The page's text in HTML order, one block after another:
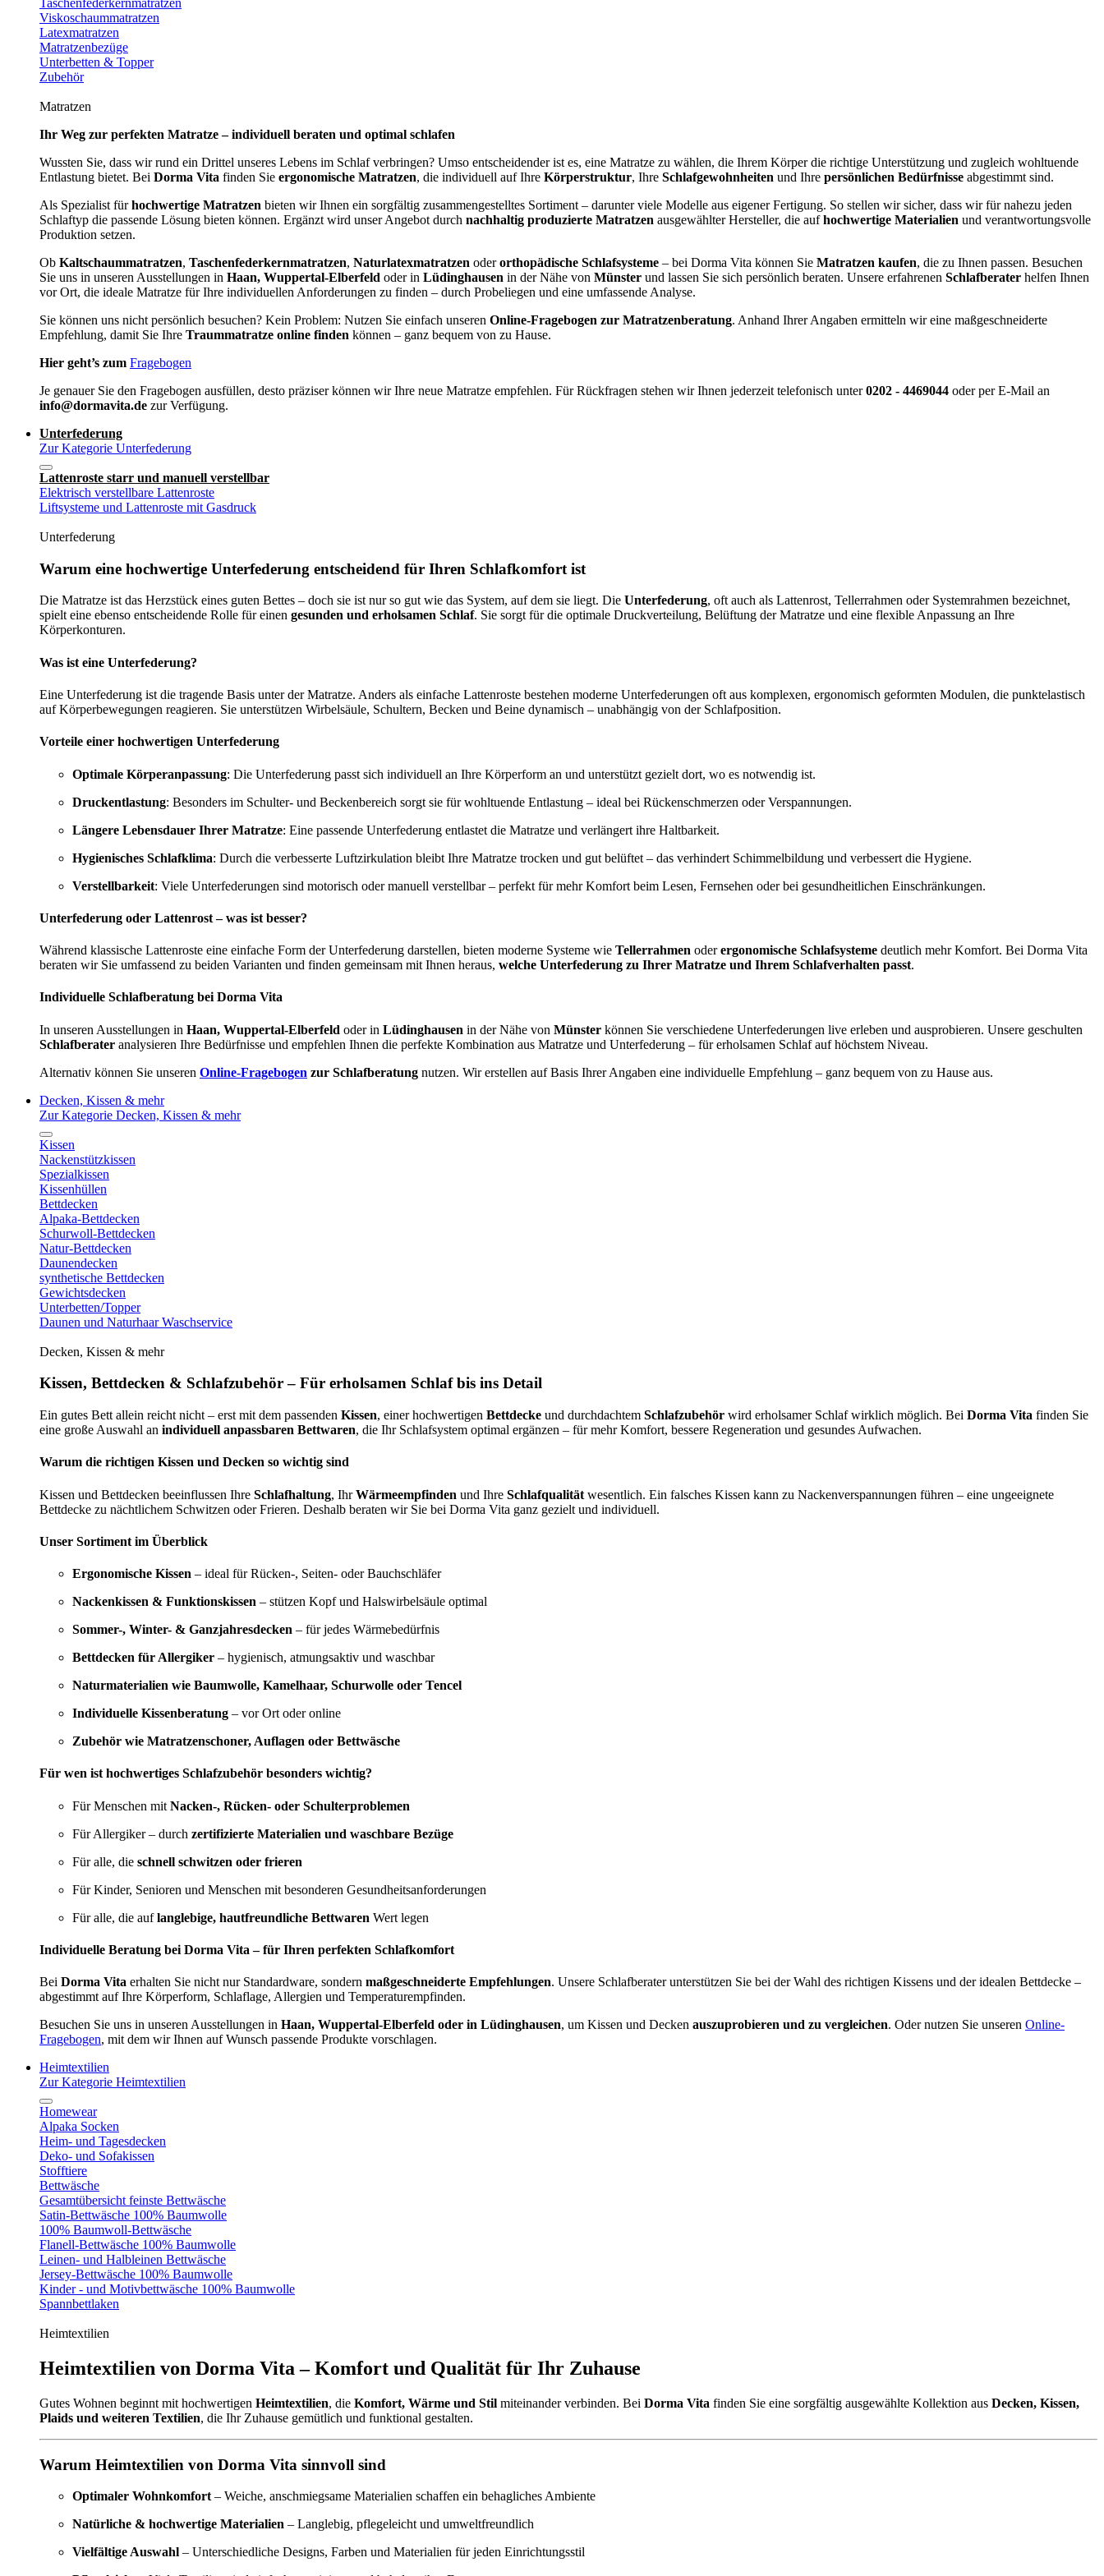
Taschenfederkernmatratzen
Viskoschaummatratzen
Latexmatratzen
Matratzenbezüge
Unterbetten & Topper
Zubehör
Matratzen
Ihr Weg zur perfekten Matratze – individuell beraten und optimal schlafen
Wussten Sie, dass wir rund ein Drittel unseres Lebens im Schlaf verbringen? Umso entscheidender ist es, eine Matratze zu wählen, die Ihrem Körper die richtige Unterstützung und zugleich wohltuende
Entlastung bietet. Bei Dorma Vita finden Sie ergonomische Matratzen, die individuell auf Ihre Körperstruktur, Ihre Schlafgewohnheiten und Ihre persönlichen Bedürfnisse abgestimmt sind.
Als Spezialist fürhochwertige Matratzen bieten wir Ihnen ein sorgfältig zusammengestelltes Sortiment – darunter viele Modelle aus eigener Fertigung. So stellen wir sicher, dass wir für nahezu jeden
Schlaftyp die passende Lösung bieten können. Ergänzt wird unser Angebot durch nachhaltig produzierte Matratzen ausgewählter Hersteller, die aufhochwertige Materialien und verantwortungsvolle
Produktion setzen.
Ob Kaltschaummatratzen, Taschenfederkernmatratzen, Naturlatexmatratzen oderorthopädische Schlafsysteme – bei Dorma Vita können Sie Matratzen kaufen, die zu Ihnen passen. Besuchen
Sie uns in unseren Ausstellungen in Haan, Wuppertal-Elberfeld oder in Lüdinghausen in der Nähe von Münster und lassen Sie sich persönlich beraten. Unsere erfahrenen Schlafberater helfen Ihnen
vor Ort, die ideale Matratze für Ihre individuellen Anforderungen zu finden – durch Probeliegen und eine umfassende Analyse.
Sie können uns nicht persönlich besuchen? Kein Problem: Nutzen Sie einfach unseren Online-Fragebogen zur Matratzenberatung. Anhand Ihrer Angaben ermitteln wir eine maßgeschneiderte
Empfehlung, damit Sie Ihre Traummatratze online finden können – ganz bequem von zu Hause.
Hier geht’s zum Fragebogen
Je genauer Sie den Fragebogen ausfüllen, desto präziser können wir Ihre neue Matratze empfehlen. Für Rückfragen stehen wir Ihnen jederzeit telefonisch unter0202 - 4469044 oder per E-Mail an
info@dormavita.de zur Verfügung.
Unterfederung
Zur Kategorie Unterfederung
Lattenroste starr und manuell verstellbar
Elektrisch verstellbare Lattenroste
Liftsysteme und Lattenroste mit Gasdruck
Unterfederung
Warum eine hochwertige Unterfederung entscheidend für Ihren Schlafkomfort ist
Die Matratze ist das Herzstück eines guten Bettes – doch sie ist nur so gut wie das System, auf dem sie liegt. Die Unterfederung, oft auch als Lattenrost, Tellerrahmen oder Systemrahmen bezeichnet,
spielt eine ebenso entscheidende Rolle für einen gesunden und erholsamen Schlaf. Sie sorgt für die optimale Druckverteilung, Belüftung der Matratze und eine flexible Anpassung an Ihre
Körperkonturen.
Was ist eine Unterfederung?
Eine Unterfederung ist die tragende Basis unter der Matratze. Anders als einfache Lattenroste bestehen moderne Unterfederungen oft aus komplexen, ergonomisch geformten Modulen, die punktelastisch
auf Körperbewegungen reagieren. Sie unterstützen Wirbelsäule, Schultern, Becken und Beine dynamisch – unabhängig von der Schlafposition.
Vorteile einer hochwertigen Unterfederung
Optimale Körperanpassung: Die Unterfederung passt sich individuell an Ihre Körperform an und unterstützt gezielt dort, wo es notwendig ist.
Druckentlastung: Besonders im Schulter- und Beckenbereich sorgt sie für wohltuende Entlastung – ideal bei Rückenschmerzen oder Verspannungen.
Längere Lebensdauer Ihrer Matratze: Eine passende Unterfederung entlastet die Matratze und verlängert ihre Haltbarkeit.
Hygienisches Schlafklima: Durch die verbesserte Luftzirkulation bleibt Ihre Matratze trocken und gut belüftet – das verhindert Schimmelbildung und verbessert die Hygiene.
Verstellbarkeit: Viele Unterfederungen sind motorisch oder manuell verstellbar – perfekt für mehr Komfort beim Lesen, Fernsehen oder bei gesundheitlichen Einschränkungen.
Unterfederung oder Lattenrost – was ist besser?
Während klassische Lattenroste eine einfache Form der Unterfederung darstellen, bieten moderne Systeme wie Tellerrahmen oderergonomische Schlafsysteme deutlich mehr Komfort. Bei Dorma Vita
beraten wir Sie umfassend zu beiden Varianten und finden gemeinsam mit Ihnen heraus, welche Unterfederung zu Ihrer Matratze und Ihrem Schlafverhalten passt.
Individuelle Schlafberatung bei Dorma Vita
In unseren Ausstellungen in Haan, Wuppertal-Elberfeld oder in Lüdinghausen in der Nähe von Münster können Sie verschiedene Unterfederungen live erleben und ausprobieren. Unsere geschulten
Schlafberater analysieren Ihre Bedürfnisse und empfehlen Ihnen die perfekte Kombination aus Matratze und Unterfederung – für erholsamen Schlaf auf höchstem Niveau.
Alternativ können Sie unseren Online-Fragebogen zur Schlafberatung nutzen. Wir erstellen auf Basis Ihrer Angaben eine individuelle Empfehlung – ganz bequem von zu Hause aus.
Decken, Kissen & mehr
Zur Kategorie Decken, Kissen & mehr
Kissen
Nackenstützkissen
Spezialkissen
Kissenhüllen
Bettdecken
Alpaka-Bettdecken
Schurwoll-Bettdecken
Natur-Bettdecken
Daunendecken
synthetische Bettdecken
Gewichtsdecken
Unterbetten/Topper
Daunen und Naturhaar Waschservice
Decken, Kissen & mehr
Kissen, Bettdecken & Schlafzubehör – Für erholsamen Schlaf bis ins Detail
Ein gutes Bett allein reicht nicht – erst mit dem passenden Kissen, einer hochwertigen Bettdecke und durchdachtem Schlafzubehör wird erholsamer Schlaf wirklich möglich. Bei Dorma Vita finden Sie
eine große Auswahl an individuell anpassbaren Bettwaren, die Ihr Schlafsystem optimal ergänzen – für mehr Komfort, bessere Regeneration und gesundes Aufwachen.
Warum die richtigen Kissen und Decken so wichtig sind
Kissen und Bettdecken beeinflussen Ihre Schlafhaltung, IhrWärmeempfinden und Ihre Schlafqualität wesentlich. Ein falsches Kissen kann zu Nackenverspannungen führen – eine ungeeignete
Bettdecke zu nächtlichem Schwitzen oder Frieren. Deshalb beraten wir Sie bei Dorma Vita ganz gezielt und individuell.
Unser Sortiment im Überblick
Ergonomische Kissen – ideal für Rücken-, Seiten- oder Bauchschläfer
Nackenkissen & Funktionskissen – stützen Kopf und Halswirbelsäule optimal
Sommer-, Winter- & Ganzjahresdecken – für jedes Wärmebedürfnis
Bettdecken für Allergiker – hygienisch, atmungsaktiv und waschbar
Naturmaterialien wie Baumwolle, Kamelhaar, Schurwolle oder Tencel
Individuelle Kissenberatung – vor Ort oder online
Zubehör wie Matratzenschoner, Auflagen oder Bettwäsche
Für wen ist hochwertiges Schlafzubehör besonders wichtig?
Für Menschen mit Nacken-, Rücken- oder Schulterproblemen
Für Allergiker – durch zertifizierte Materialien und waschbare Bezüge
Für alle, die schnell schwitzen oder frieren
Für Kinder, Senioren und Menschen mit besonderen Gesundheitsanforderungen
Für alle, die auflanglebige, hautfreundliche Bettwaren Wert legen
Individuelle Beratung bei Dorma Vita – für Ihren perfekten Schlafkomfort
Bei Dorma Vita erhalten Sie nicht nur Standardware, sondern maßgeschneiderte Empfehlungen. Unsere Schlafberater unterstützen Sie bei der Wahl des richtigen Kissens und der idealen Bettdecke –
abgestimmt auf Ihre Körperform, Schlaflage, Allergien und Temperaturempfinden.
Besuchen Sie uns in unseren Ausstellungen in Haan, Wuppertal-Elberfeld oder in Lüdinghausen, um Kissen und Decken auszuprobieren und zu vergleichen. Oder nutzen Sie unseren Online-
Fragebogen, mit dem wir Ihnen auf Wunsch passende Produkte vorschlagen.
Heimtextilien
Zur Kategorie Heimtextilien
Homewear
Alpaka Socken
Heim- und Tagesdecken
Deko- und Sofakissen
Stofftiere
Bettwäsche
Gesamtübersicht feinste Bettwäsche
Satin-Bettwäsche 100% Baumwolle
100% Baumwoll-Bettwäsche
Flanell-Bettwäsche 100% Baumwolle
Leinen- und Halbleinen Bettwäsche
Jersey-Bettwäsche 100% Baumwolle
Kinder - und Motivbettwäsche 100% Baumwolle
Spannbettlaken
Heimtextilien
Heimtextilien von Dorma Vita – Komfort und Qualität für Ihr Zuhause
Gutes Wohnen beginnt mit hochwertigen Heimtextilien, die Komfort, Wärme und Stil miteinander verbinden. Bei Dorma Vita finden Sie eine sorgfältig ausgewählte Kollektion aus Decken, Kissen,
Plaids und weiteren Textilien, die Ihr Zuhause gemütlich und funktional gestalten.
Warum Heimtextilien von Dorma Vita sinnvoll sind
Optimaler Wohnkomfort – Weiche, anschmiegsame Materialien schaffen ein behagliches Ambiente
Natürliche & hochwertige Materialien – Langlebig, pflegeleicht und umweltfreundlich
Vielfältige Auswahl – Unterschiedliche Designs, Farben und Materialien für jeden Einrichtungsstil